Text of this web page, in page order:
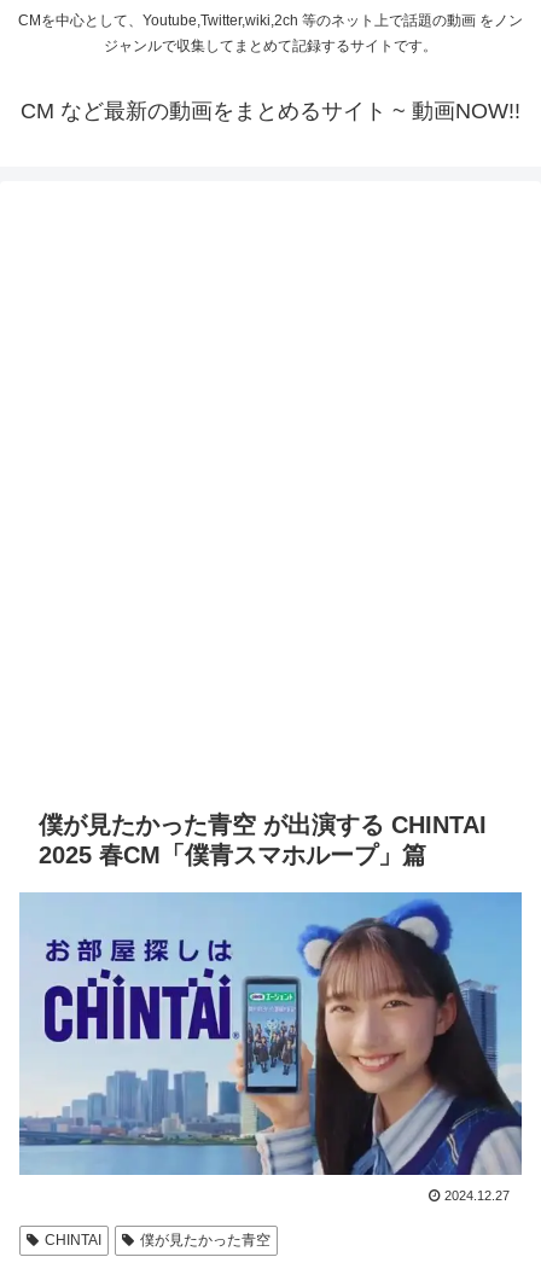
CMを中心として、Youtube,Twitter,wiki,2ch 等のネット上で話題の動画 をノン
ジャンルで収集してまとめて記録するサイトです。
CM など最新の動画をまとめるサイト ~ 動画NOW!!
僕が見たかった青空 が出演する CHINTAI
2025 春CM「僕青スマホループ」篇
2024.12.27
CHINTAI 僕が見たかった青空